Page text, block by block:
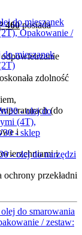
460 posiada
zdolność
(do
i
i
przekładni
mieszanek
- olej do narzędzi